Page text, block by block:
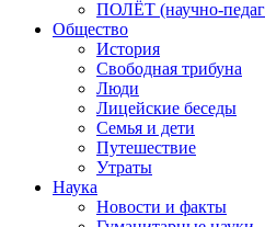
ПОЛЁТ (научно-
Общество
История
Свободная трибуна
Люди
Лицейские беседы
Семья и дети
Путешествие
Утраты
Наука
Новости и факты